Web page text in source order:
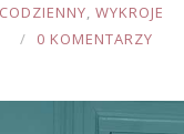
CODZIENNY, WYKROJE
0 KOMENTARZY